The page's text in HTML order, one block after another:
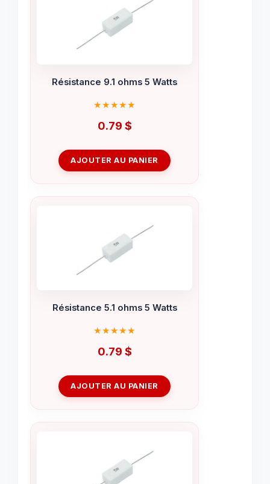
Résistance 9.1 ohms 5 Watts
0.79 $
AJOUTER AU PANIER
Résistance 5.1 ohms 5 Watts
0.79 $
AJOUTER AU PANIER